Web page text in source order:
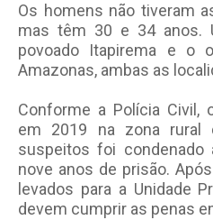
Os homens não tiveram
mas têm 30 e 34 anos.
povoado Itapirema e o
Amazonas, ambas as
Conforme a Polícia Civil,
em 2019 na zona rural
suspeitos foi
nove anos de prisão.
levados para a Unidade
devem cumprir as penas